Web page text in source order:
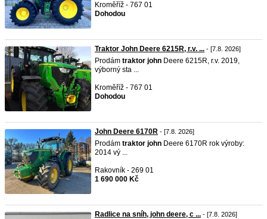
Kroměříž - 767 01
Dohodou
Traktor John Deere 6215R, r.v. ... - [7.8. 2026]
Prodám traktor john Deere 6215R, r.v. 2019,
výborný sta ...
Kroměříž - 767 01
Dohodou
John Deere 6170R - [7.8. 2026]
Prodám traktor john Deere 6170R rok výroby:
2014 vý ...
Rakovník - 269 01
1 690 000 Kč
Radlice na sníh, john deere, c ... - [7.8. 2026]